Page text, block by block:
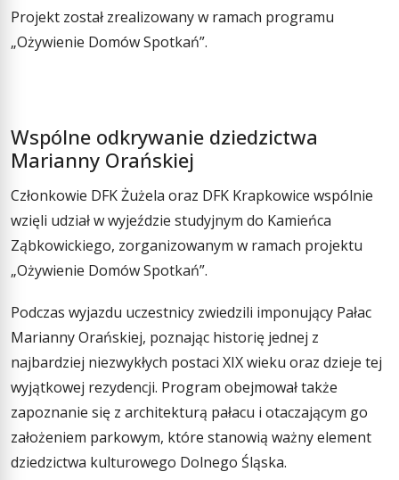
Projekt został zrealizowany w ramach programu
„Ożywienie Domów Spotkań”.
Wspólne odkrywanie dziedzictwa
Marianny Orańskiej
Członkowie DFK Żużela oraz DFK Krapkowice wspólnie
wzięli udział w wyjeździe studyjnym do Kamieńca
Ząbkowickiego, zorganizowanym w ramach projektu
„Ożywienie Domów Spotkań”.
Podczas wyjazdu uczestnicy zwiedzili imponujący Pałac
Marianny Orańskiej, poznając historię jednej z
najbardziej niezwykłych postaci XIX wieku oraz dzieje tej
wyjątkowej rezydencji. Program obejmował także
zapoznanie się z architekturą pałacu i otaczającym go
założeniem parkowym, które stanowią ważny element
dziedzictwa kulturowego Dolnego Śląska.